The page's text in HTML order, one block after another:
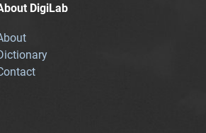
DigiLab